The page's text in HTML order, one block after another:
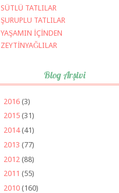
SÜTLÜ TATLILAR
ŞURUPLU TATLILAR
YAŞAMIN İÇİNDEN
ZEYTİNYAĞLILAR
Blog Arşivi
2016 (3)
2015 (31)
2014(41)
2013 (77)
2012 (88)
2011 (55)
2010 (160)